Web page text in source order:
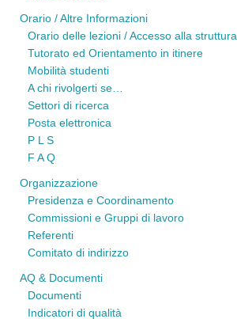
Orario / Altre Informazioni
Orario delle lezioni / Accesso alla struttura
Tutorato ed Orientamento in itinere
Mobilità studenti
A chi rivolgerti se…
Settori di ricerca
Posta elettronica
P L S
F A Q
Organizzazione
Presidenza e Coordinamento
Commissioni e Gruppi di lavoro
Referenti
Comitato di indirizzo
AQ & Documenti
Documenti
Indicatori di qualità